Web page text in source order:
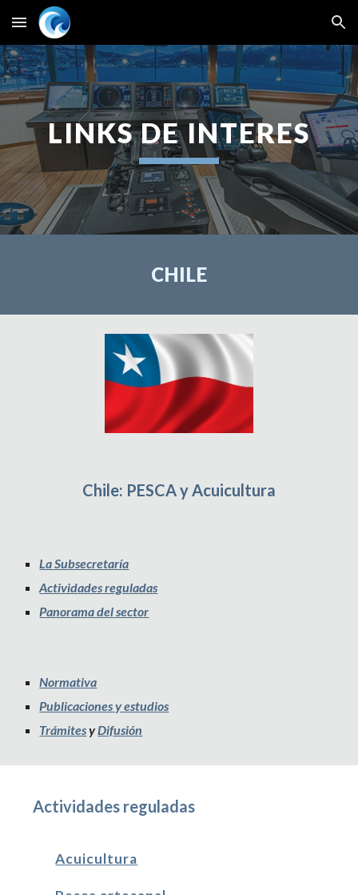
Skip to main content Skip to navigation
LINKS DE INTERES
CHILE
Chile: PESCA y Acuicultura
La Subsecretaría
Actividades reguladas
Panorama del sector
Normativa
Publicaciones y estudios
Trámites y Difusión
Actividades reguladas
Acuicultura